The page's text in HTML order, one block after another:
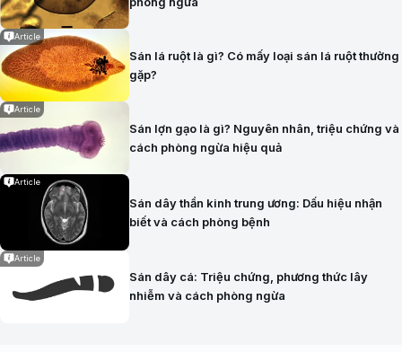
Article
Sán lá ruột là gì? Có mấy loại sán lá ruột thường
gặp?
Article
Sán lợn gạo là gì? Nguyên nhân, triệu chứng và
cách phòng ngừa hiệu quả
Article
Sán dây thần kinh trung ương: Dấu hiệu nhận
biết và cách phòng bệnh
Article
Sán dây cá: Triệu chứng, phương thức lây
nhiễm và cách phòng ngừa